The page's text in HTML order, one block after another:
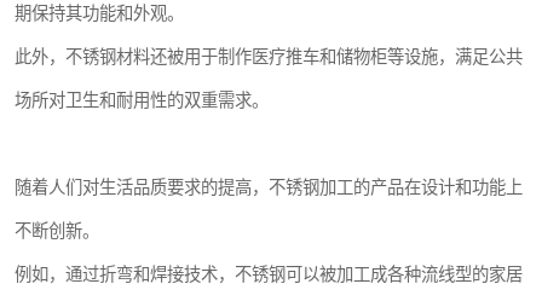
期保持其功能和外观。
此外，不锈钢材料还被用于制作医疗推车和储物柜等设施，满足公共
场所对卫生和耐用性的双重需求。
随着人们对生活品质要求的提高，不锈钢加工的产品在设计和功能上
不断创新。
例如，通过折弯和焊接技术，不锈钢可以被加工成各种流线型的家居